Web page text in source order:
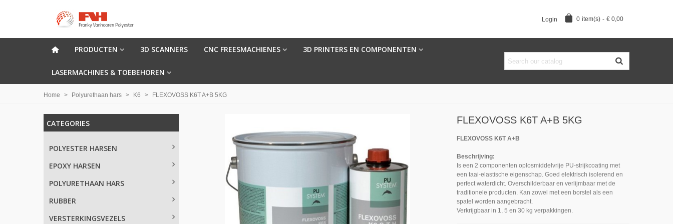
Login 0 item(s) - € 0,00
PRODUCTEN 3D SCANNERS CNC FREESMACHIENES 3D PRINTERS EN COMPONENTEN
LASERMACHINES & TOEBEHOREN
Home > Polyurethaan hars > K6 > FLEXOVOSS K6T A+B 5KG
CATEGORIES
POLYESTER HARSEN
EPOXY HARSEN
POLYURETHAAN HARS
RUBBER
VERSTERKINGSVEZELS
FLEXOVOSS K6T A+B 5KG
FLEXOVOSS K6T A+B
Beschrijving:
Is een 2 componenten oplosmiddelvrije PU-strijkcoating met
een taai-elastische eigenschap. Goed elektrisch isolerend en
perfect waterdicht. Overschilderbaar en verlijmbaar met de
traditionele producten. Kan zowel met een borstel als een
spatel worden aangebracht.
Verkrijgbaar in 1, 5 en 30 kg verpakkingen.